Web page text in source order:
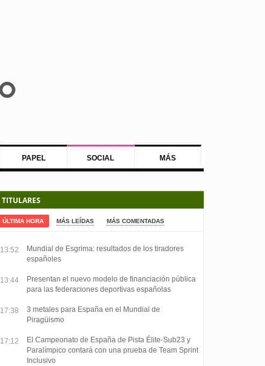
PAPEL SOCIAL MÁS
TITULARES
ÚLTIMA HORA MÁS LEÍDAS MÁS COMENTADAS
13:52
Mundial de Esgrima: resultados de los tiradores
españoles
13:44
Presentan el nuevo modelo de financiación pública
para las federaciones deportivas españolas
17:38
3 metales para España en el Mundial de
Piragüismo
17:12
El Campeonato de España de Pista Élite-Sub23 y
Paralímpico contará con una prueba de Team Sprint
Inclusivo